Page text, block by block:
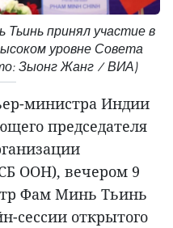
принял участие в
уровне Совета
Зыонг Жанг / ВИА)
министра Индии
председателя
ООН), вечером 9
Фам Минь Тьинь
сессии открытого